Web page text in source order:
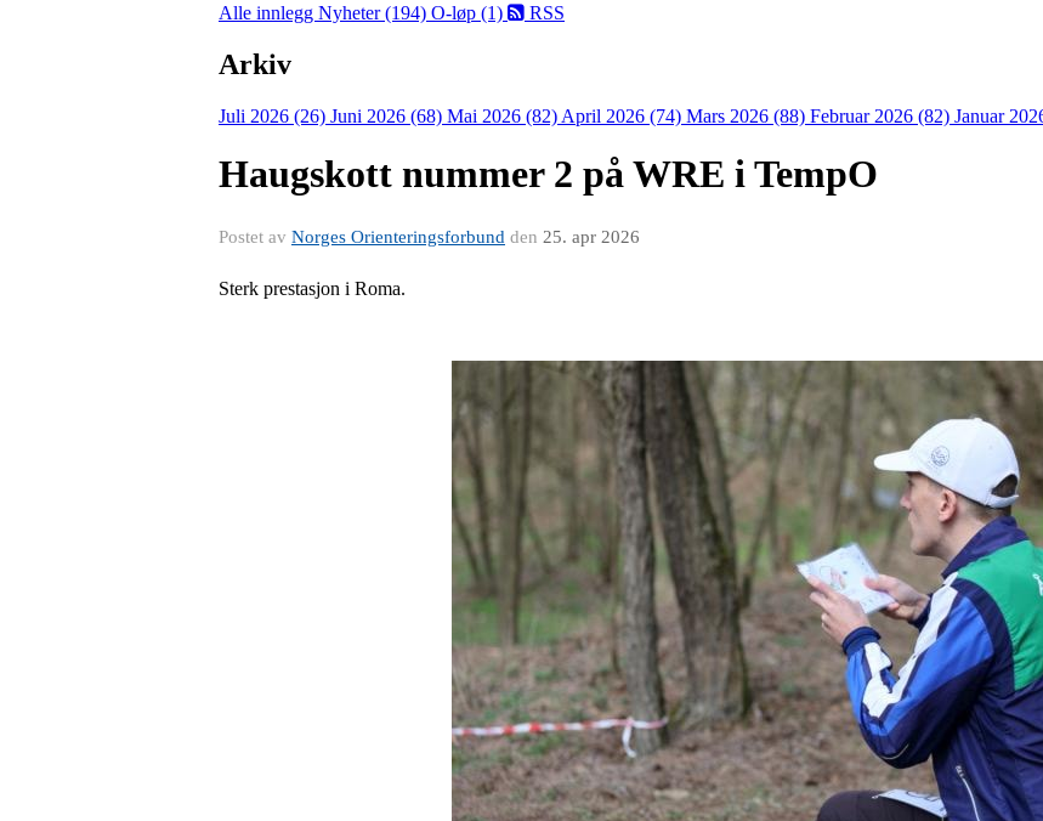
Alle innlegg Nyheter (194) O-løp (1) RSS
Arkiv
Juli 2026 (26) Juni 2026 (68) Mai 2026 (82) April 2026 (74) Mars 2026 (88) Februar 2026 (82) Januar
Haugskott nummer 2 på WRE i TempO
Postet av Norges Orienteringsforbund den 25. apr 2026
Sterk prestasjon i Roma.